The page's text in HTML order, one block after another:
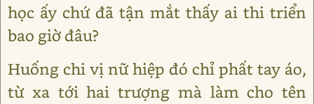
học ấy chứ đã tận mắt thấy ai thi triển
bao giờ đâu?
Huống chi vị nữ hiệp đó chỉ phất tay áo,
từ xa tới hai trượng mà làm cho tên